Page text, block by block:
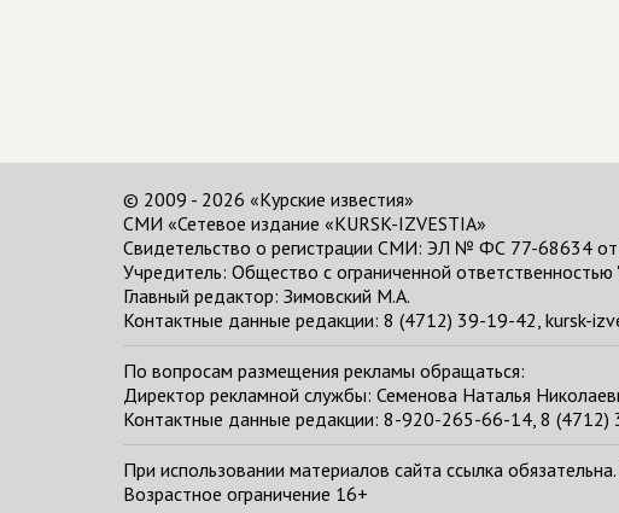
© 2009 - 2026 «Курские известия»
СМИ «Сетевое издание «KURSK-IZVESTIA»
Свидетельство о регистрации СМИ: ЭЛ № ФС 77-68634
Учредитель: Общество с ограниченной ответственностью
Главный редактор: Зимовский М.А.
Контактные данные редакции: 8 (4712) 39-19-42, kursk-
По вопросам размещения рекламы обращаться:
Директор рекламной службы: Семенова Наталья
Контактные данные редакции: 8-920-265-66-14, 8
При использовании материалов сайта ссылка
Возрастное ограничение 16+